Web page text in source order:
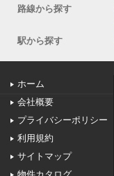
路線から探す
駅から探す
ホーム
会社概要
プライバシーポリシー
利用規約
サイトマップ